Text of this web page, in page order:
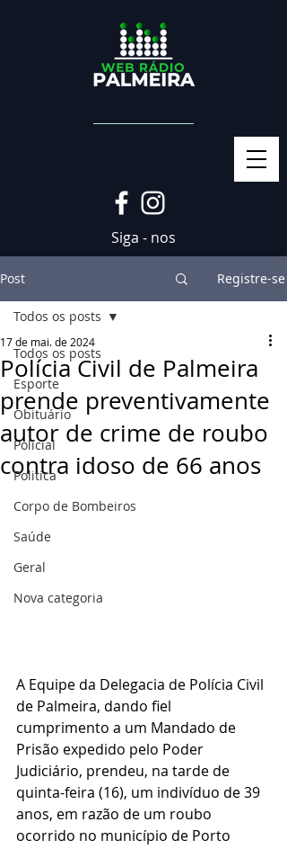
Siga - nos
Post Registre-se
Todos os posts
Esporte
Obituário
Policial
Politica
Corpo de Bombeiros
Saúde
Geral
Nova categoria
Todos os posts
Polícia Civil de Palmeira
prende preventivamente
autor de crime de roubo
contra idoso de 66 anos
17 de mai. de 2024
A Equipe da Delegacia de Polícia Civil
de Palmeira, dando fiel
cumprimento a um Mandado de
Prisão expedido pelo Poder
Judiciário, prendeu, na tarde de
quinta-feira (16), um indivíduo de 39
anos, em razão de um roubo
ocorrido no município de Porto